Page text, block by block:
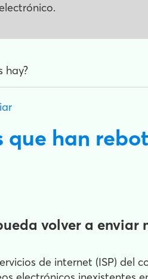
hay?
que han
volver a enviar
de internet (ISP) del